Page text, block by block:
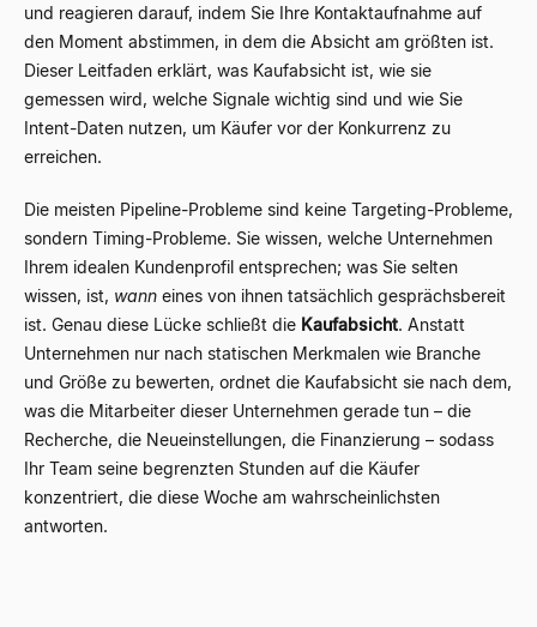
und reagieren darauf, indem Sie Ihre Kontaktaufnahme auf
den Moment abstimmen, in dem die Absicht am größten ist.
Dieser Leitfaden erklärt, was Kaufabsicht ist, wie sie
gemessen wird, welche Signale wichtig sind und wie Sie
Intent-Daten nutzen, um Käufer vor der Konkurrenz zu
erreichen.
Die meisten Pipeline-Probleme sind keine Targeting-Probleme,
sondern Timing-Probleme. Sie wissen, welche Unternehmen
Ihrem idealen Kundenprofil entsprechen; was Sie selten
wissen, ist, wann eines von ihnen tatsächlich gesprächsbereit
ist. Genau diese Lücke schließt die Kaufabsicht. Anstatt
Unternehmen nur nach statischen Merkmalen wie Branche
und Größe zu bewerten, ordnet die Kaufabsicht sie nach dem,
was die Mitarbeiter dieser Unternehmen gerade tun – die
Recherche, die Neueinstellungen, die Finanzierung – sodass
Ihr Team seine begrenzten Stunden auf die Käufer
konzentriert, die diese Woche am wahrscheinlichsten
antworten.